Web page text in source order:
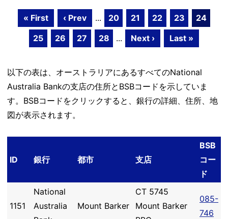
« First ‹ Prev ... 20 21 22 23
24
25
26 27 28 ... Next › Last »
以下の表は、オーストラリアにあるすべてのNational
Australia Bankの支店の住所とBSBコードを示していま
す。BSBコードをクリックすると、銀行の詳細、住所、地
図が表示されます。
ID 銀行 都市 支店
BSB
コー
ド
1151
National
Australia
Mount Barker
CT 5745
Mount Barker
085-
746